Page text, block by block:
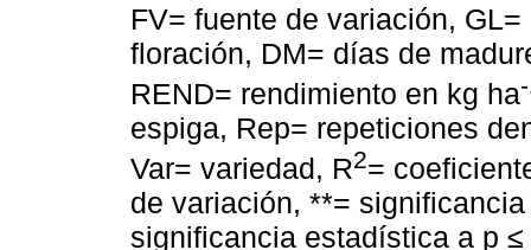
FV= fuente de variación,
floración, DM= días de
REND= rendimiento en kg ha
espiga, Rep= repeticiones
Var= variedad, R2=
de variación, **=
significancia estadística a p